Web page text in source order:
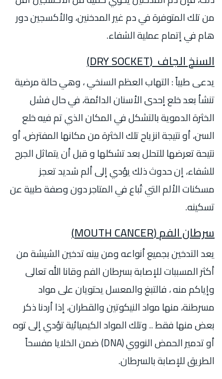
من تلك المتوفرة في دم غير المدخنين، والأكسجين دور
هام في إتمام عملية الشفاء.
السنخ الجاف(DRY SOCKET)
يدعى طبياً : التهاب العظم السنخي ، وهي حالة مرضية
تنشأ بعد خلع إحدى الأسنان الدائمة، في حال فشل
الخثرة الدموية بالتشكل في المكان الذي تم فيه خلع
السن، أو نتيجة انزياح تلك الخثرة من مكانها المفترض، أو
نتيحة تعرضها للتحلل بعد تشكلها و قبل أن يتماثل الجرح
للشفاء، إن حدوث ذلك يؤدي إلى ألم شديد تعجز
مسكنات الألم التي تُباع في المتاجر دون وصفة طبية عن
تسكينه.
سرطان الفم(MOUTH CANCER)
يعد التدخين بجميع أنواعه ومن بينه تدخين الشيشة من
أكثر المسببات للإصابة بسرطان الفم وقانا الله تعالى
وإياكم منه ، فالتبغ والمعسل يحتويان على مواد
مسرطنة، منها مواد النيكوتين والقطران، إذا أردنا ذكر
بعض منها فقط .. وتلك المواد الكيميائية تؤدي إلى توه
أو تدمير الحمض النووي (DNA) ضمن الخلايا مفسحاً
الطريق للإصابة بالسرطان.